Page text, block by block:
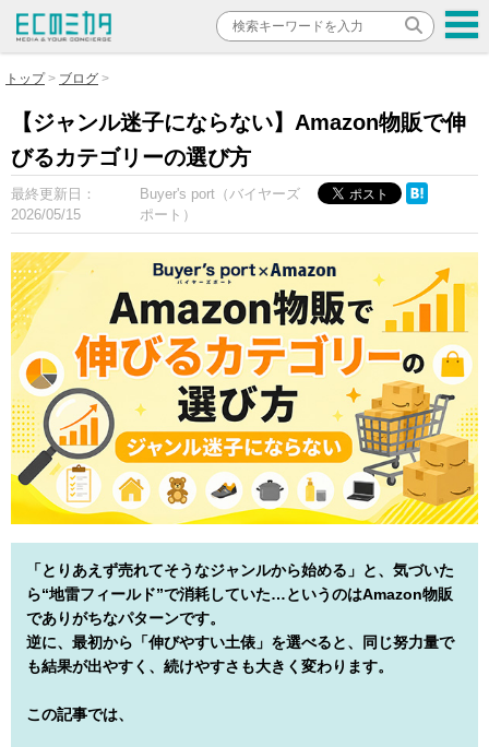
トップ ブログ
【ジャンル迷子にならない】Amazon物販で伸
びるカテゴリーの選び方
最終更新日：
2026/05/15
Buyer's port（バイヤーズ
ポート）
「とりあえず売れてそうなジャンルから始める」と、気づいた
ら“地雷フィールド”で消耗していた…というのはAmazon物販
でありがちなパターンです。
逆に、最初から「伸びやすい土俵」を選べると、同じ努力量で
も結果が出やすく、続けやすさも大きく変わります。
この記事では、